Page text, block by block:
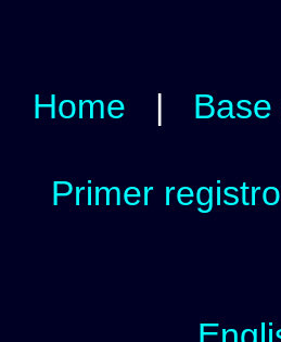
Home |
Primer registro